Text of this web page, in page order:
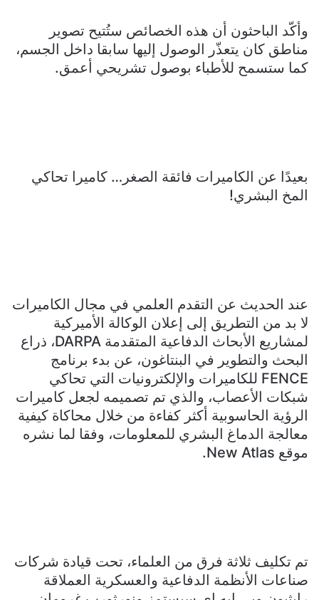
وأكّد الباحثون أن هذه الخصائص ستُتيح تصوير
مناطق كان يتعذّر الوصول إليها سابقا داخل الجسم،
كما ستسمح للأطباء بوصول تشريحي أعمق.
بعيدًا عن الكاميرات فائقة الصغر… كاميرا تحاكي
المخ البشري!
عند الحديث عن التقدم العلمي في مجال الكاميرات
لا بد من التطريق إلى إعلان الوكالة الأميركية
لمشاريع الأبحاث الدفاعية المتقدمة DARPA، ذراع
البحث والتطوير في البنتاغون، عن بدء برنامج
FENCE للكاميرات والإلكترونيات التي تحاكي
شبكات الأعصاب، والذي تم تصميمه لجعل كاميرات
الرؤية الحاسوبية أكثر كفاءة من خلال محاكاة كيفية
معالجة الدماغ البشري للمعلومات، وفقا لما نشره
موقع New Atlas.
تم تكليف ثلاثة فرق من العلماء، تحت قيادة شركات
صناعات الأنظمة الدفاعية والعسكرية العملاقة